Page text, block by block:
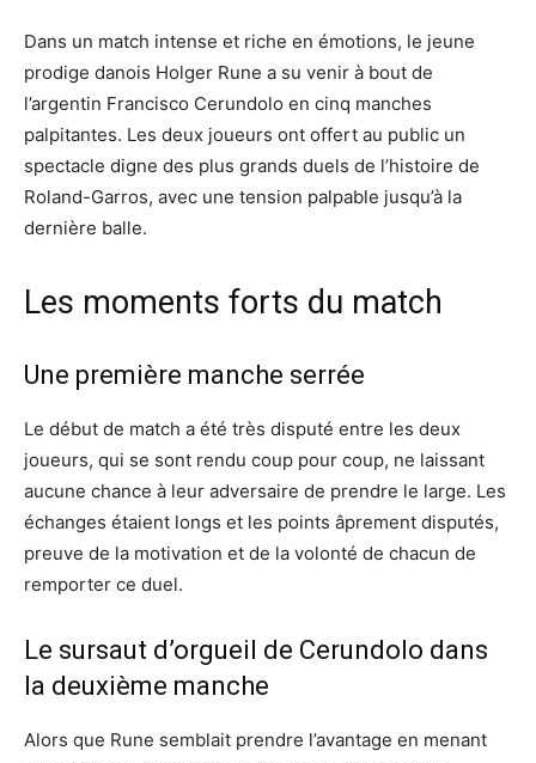
Dans un match intense et riche en émotions, le jeune
prodige danois Holger Rune a su venir à bout de
l’argentin Francisco Cerundolo en cinq manches
palpitantes. Les deux joueurs ont offert au public un
spectacle digne des plus grands duels de l’histoire de
Roland-Garros, avec une tension palpable jusqu’à la
dernière balle.
Les moments forts du match
Une première manche serrée
Le début de match a été très disputé entre les deux
joueurs, qui se sont rendu coup pour coup, ne laissant
aucune chance à leur adversaire de prendre le large. Les
échanges étaient longs et les points âprement disputés,
preuve de la motivation et de la volonté de chacun de
remporter ce duel.
Le sursaut d’orgueil de Cerundolo dans
la deuxième manche
Alors que Rune semblait prendre l’avantage en menant